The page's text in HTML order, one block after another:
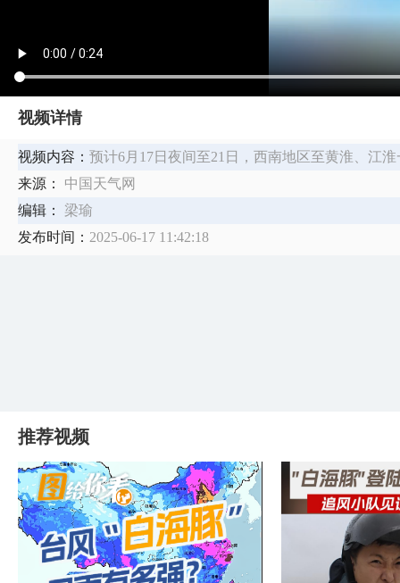
视频详情
视频内容： 预计6月17日夜间至21日，西南地区至黄淮、江
来源：
中国天气网
编辑：
梁瑜
发布时间： 2025-06-17 11:42:18
推荐视频